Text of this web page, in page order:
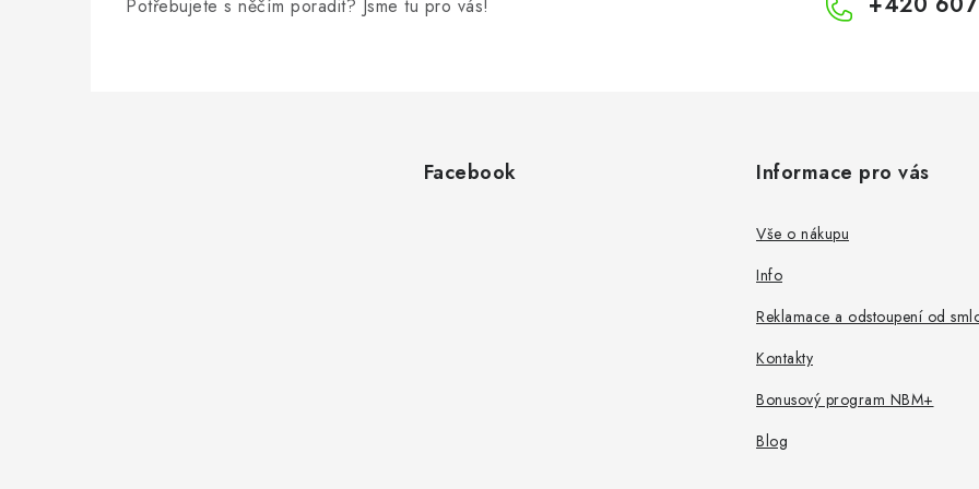
Potřebujete s něčím poradit? Jsme tu pro vás!
Facebook Informace pro vás
Vše o nákupu
Info
Reklamace a odstoupení od
Kontakty
Bonusový program NBM+
Blog